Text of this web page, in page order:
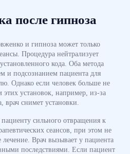
после гипноза
и гипноза может только
Процедура нейтрализует
кода. Оба метода
и подсознанием пациента для
Однако если человек больше не
этих установок, например, из-за
врач снимет установки.
сильного отвращения к
сеансов, при этом не
лечение. Врач вызывает у пациента
последствиями. Если пациент